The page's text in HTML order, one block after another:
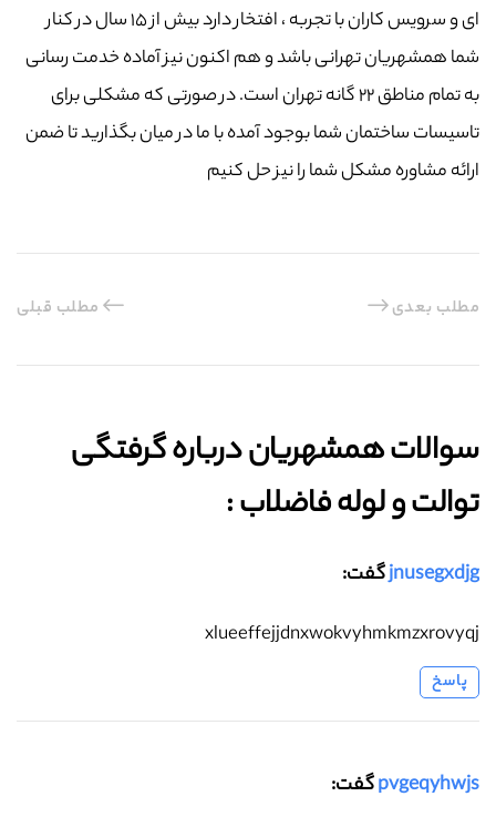
ای و سرویس کاران با تجربه ، افتخار دارد بیش از ۱۵ سال در کنار
شما همشهریان تهرانی باشد و هم اکنون نیز آماده خدمت رسانی
به تمام مناطق ۲۲ گانه تهران است. در صورتی که مشکلی برای
تاسیسات ساختمان شما بوجود آمده با ما در میان بگذارید تا ضمن
ارائه مشاوره مشکل شما را نیز حل کنیم
مطلب قبلی مطلب بعدی
سوالات همشهریان درباره گرفتگی
توالت و لوله فاضلاب :‌
jnusegxdjgگفت:
xlueeffejjdnxwokvyhmkmzxrovyqj
پاسخ
pvgeqyhwjsگفت: